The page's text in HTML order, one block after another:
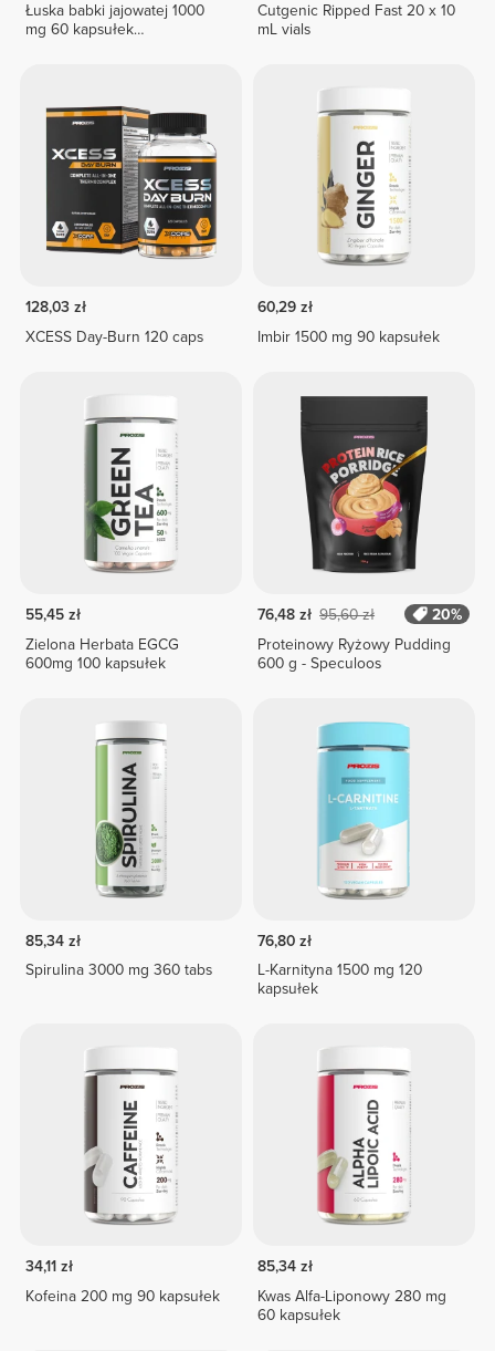
Łuska babki jajowatej 1000
mg 60 kapsułek
Cutgenic Ripped Fast 20 x 10
mL vials
128,03 zł
XCESS Day-Burn 120 caps
60,29 zł
Imbir 1500 mg 90 kapsułek
55,45 zł
Zielona Herbata EGCG
600mg 100 kapsułek
76,48 zł 95,60 zł
20%
Proteinowy Ryżowy Pudding
600 g - Speculoos
85,34 zł
Spirulina 3000 mg 360 tabs
76,80 zł
L-Karnityna 1500 mg 120
kapsułek
34,11 zł
Kofeina 200 mg 90 kapsułek
85,34 zł
Kwas Alfa-Liponowy 280 mg
60 kapsułek